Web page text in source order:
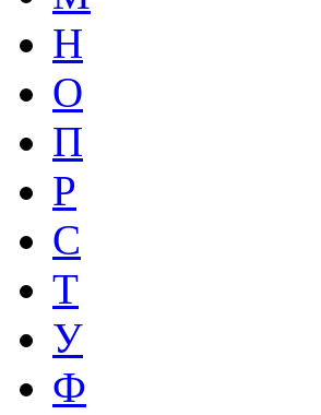
Н
О
П
Р
С
Т
У
Ф